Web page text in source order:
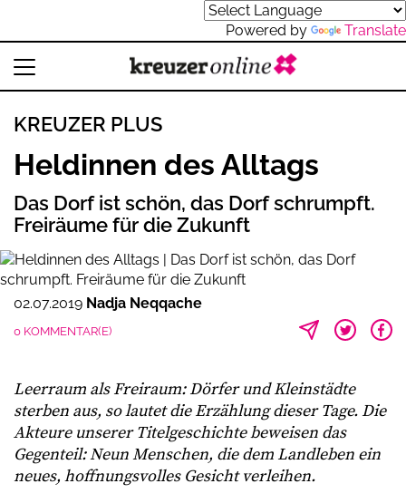
Powered by Translate
KREUZER PLUS
Heldinnen des Alltags
Das Dorf ist schön, das Dorf schrumpft.
Freiräume für die Zukunft
02.07.2019 Nadja Neqqache
0 KOMMENTAR(E)
Leerraum als Freiraum: Dörfer und Kleinstädte
sterben aus, so lautet die Erzählung dieser Tage. Die
Akteure unserer Titelgeschichte beweisen das
Gegenteil: Neun Menschen, die dem Landleben ein
neues, hoffnungsvolles Gesicht verleihen.